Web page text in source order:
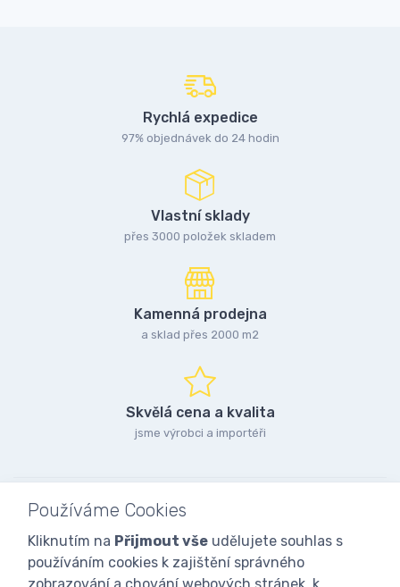
Rychlá expedice
97% objednávek do 24 hodin
Vlastní sklady
přes 3000 položek skladem
Kamenná prodejna
a sklad přes 2000 m2
Skvělá cena a kvalita
jsme výrobci a importéři
Používáme Cookies
Kliknutím na Přijmout vše udělujete souhlas s
používáním cookies k zajištění správného